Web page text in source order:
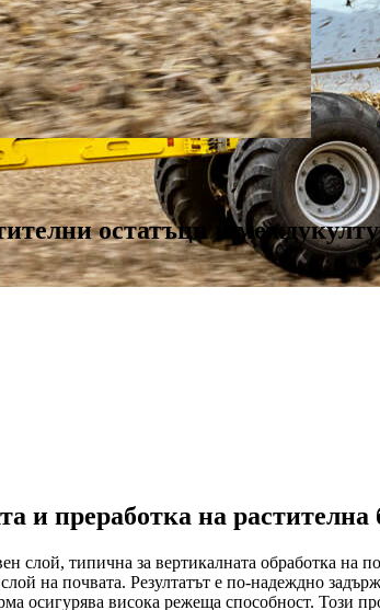
остатъци и
и преработка на растителна
типична за вертикалната обработка на
на почвата. Резултатът е по-надеждно
осигурява висока режеща способност. Този